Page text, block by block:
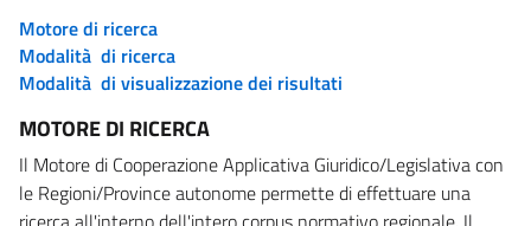
Motore di ricerca
Modalità di ricerca
Modalità di visualizzazione dei risultati
MOTORE DI RICERCA
Il Motore di Cooperazione Applicativa Giuridico/Legislativa con
le Regioni/Province autonome permette di effettuare una